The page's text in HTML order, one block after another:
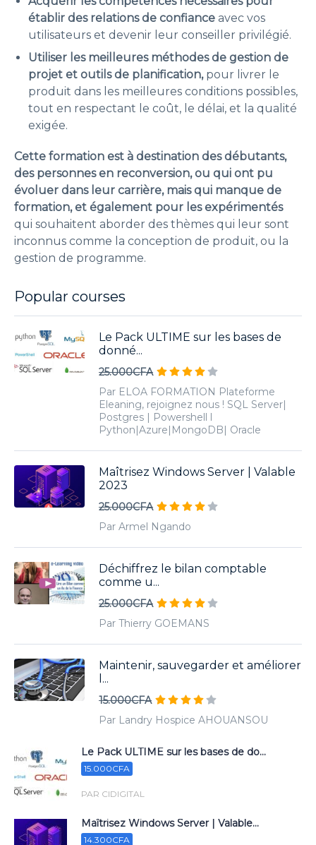
établir des relations de confiance avec vos
utilisateurs et devenir leur conseiller privilégié.
Utiliser les meilleures méthodes de gestion de
projet et outils de planification,pour livrer le
produit dans les meilleures conditions possibles,
tout en respectant le coût, le délai, et la qualité
exigée.
Cette formation est à destination des débutants,
des personnes en reconversion, ou qui ont pu
évoluer dans leur carrière, mais qui manque de
formation, et également pour les expérimentés
qui souhaitent aborder des thèmes qui leur sont
inconnus comme la conception de produit, ou la
gestion de programme.
Popular courses
Le Pack ULTIME sur les bases de
donné...
25.000CFA
Par ELOA FORMATION Plateforme
Eleaning, rejoignez nous ! SQL Server|
Postgres | Powershell l
Python|Azure|MongoDB| Oracle
Maîtrisez Windows Server | Valable
2023
25.000CFA
Par Armel Ngando
Déchiffrez le bilan comptable
comme u...
25.000CFA
Par Thierry GOEMANS
Maintenir, sauvegarder et améliorer
l...
15.000CFA
Par Landry Hospice AHOUANSOU
Le Pack ULTIME sur les bases de do...
15.000CFA
PAR CIDIGITAL
Maîtrisez Windows Server | Valable...
14.300CFA